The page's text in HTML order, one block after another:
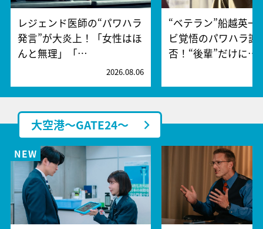
レジェンド医師の“パワハラ
発言”が大炎上！「女性はほ
んと無理」「…
2026.08.06
“ベテラン”船越英一
ビ覚悟のパワハラ謝
否！“後輩”だけに…
大空港～GATE24～